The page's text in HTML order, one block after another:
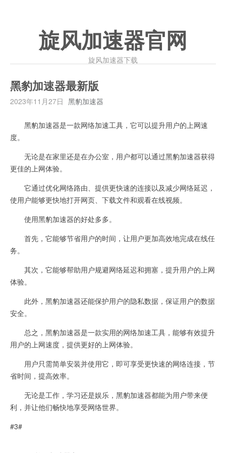
旋风加速器官网
旋风加速器下载
黑豹加速器最新版
2023年11月27日 黑豹加速器
黑豹加速器是一款网络加速工具，它可以提升用户的上网速
度。
无论是在家里还是在办公室，用户都可以通过黑豹加速器获得
更佳的上网体验。
它通过优化网络路由、提供更快速的连接以及减少网络延迟，
使用户能够更快地打开网页、下载文件和观看在线视频。
使用黑豹加速器的好处多多。
首先，它能够节省用户的时间，让用户更加高效地完成在线任
务。
其次，它能够帮助用户规避网络延迟和拥塞，提升用户的上网
体验。
此外，黑豹加速器还能保护用户的隐私数据，保证用户的数据
安全。
总之，黑豹加速器是一款实用的网络加速工具，能够有效提升
用户的上网速度，提供更好的上网体验。
用户只需简单安装并使用它，即可享受更快速的网络连接，节
省时间，提高效率。
无论是工作，学习还是娱乐，黑豹加速器都能为用户带来便
利，并让他们畅快地享受网络世界。
#3#